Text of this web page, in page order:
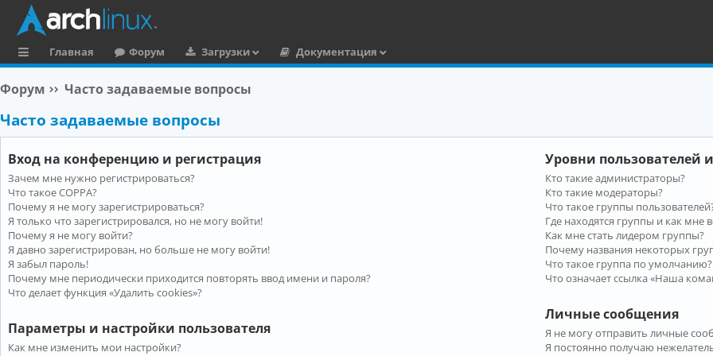
ы
л
Главная Форум Загрузки
Документация
Форум Часто задаваемые вопросы
Часто задаваемые вопросы
Вход на конференцию и регистрация
Зачем мне нужно регистрироваться?
Что такое COPPA?
Почему я не могу зарегистрироваться?
Я только что зарегистрировался, но не могу войти!
Почему я не могу войти?
Я давно зарегистрирован, но больше не могу войти!
Я забыл пароль!
Почему мне периодически приходится повторять ввод имени и пароля?
Что делает функция «Удалить cookies»?
Параметры и настройки пользователя
Как мне изменить мои настройки?
Уровни пользователей
Кто такие администраторы?
Кто такие модераторы?
Что такое группы
Где находятся группы и как мне
Как мне стать лидером группы?
Почему названия некоторых
Что такое группа по умолчанию?
Что означает ссылка «Наша
Личные сообщения
Я не могу отправить личные
Я постоянно получаю